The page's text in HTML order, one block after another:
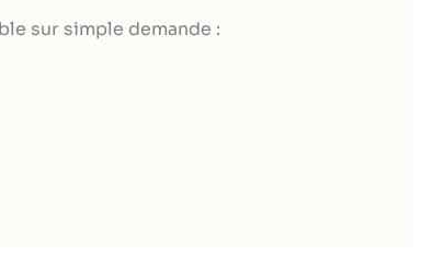
sur simple demande :